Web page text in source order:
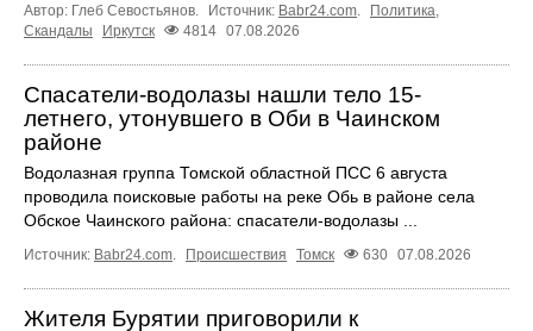
Автор: Глеб Севостьянов. Источник: Babr24.com Политика
Скандалы
Иркутск 4814 07.08.2026
Спасатели-водолазы нашли тело 15-
летнего, утонувшего в Оби в Чаинском
районе
Водолазная группа Томской областной ПСС 6 августа
проводила поисковые работы на реке Обь в районе села
Обское Чаинского района: спасатели-водолазы ...
Источник: Babr24.com Происшествия Томск 630 07.08.2026
Жителя Бурятии приговорили к